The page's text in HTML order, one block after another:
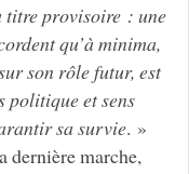
titre provisoire : une
qu’à minima,
son rôle futur, est
politique et sens
sa survie. »
dernière marche,